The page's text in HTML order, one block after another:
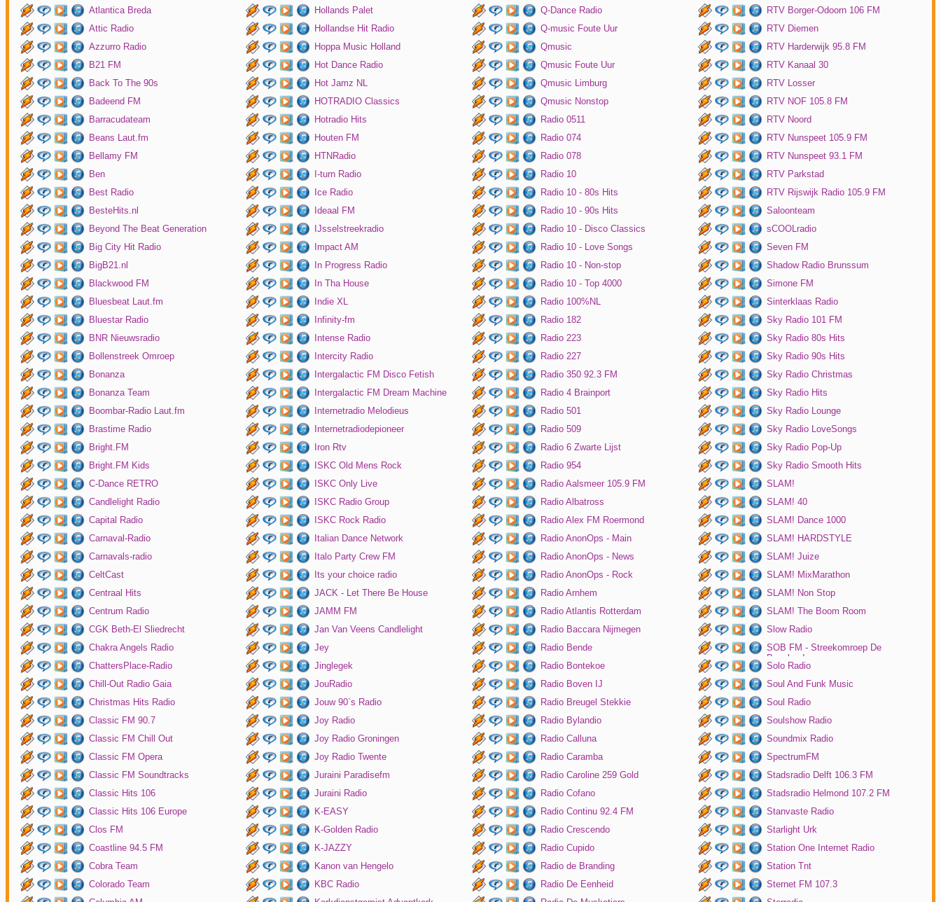
Atlantica Breda
Attic Radio
Azzurro Radio
B21 FM
Back To The 90s
Badeend FM
Barracudateam
Beans Laut.fm
Bellamy FM
Ben
Best Radio
BesteHits.nl
Beyond The Beat Generation
Big City Hit Radio
BigB21.nl
Blackwood FM
Bluesbeat Laut.fm
Bluestar Radio
BNR Nieuwsradio
Bollenstreek Omroep
Bonanza
Bonanza Team
Boombar-Radio Laut.fm
Brastime Radio
Bright.FM
Bright.FM Kids
C-Dance RETRO
Candlelight Radio
Capital Radio
Carnaval-Radio
Carnavals-radio
CeltCast
Centraal Hits
Centrum Radio
CGK Beth-El Sliedrecht
Chakra Angels Radio
ChattersPlace-Radio
Chill-Out Radio Gaia
Christmas Hits Radio
Classic FM 90.7
Classic FM Chill Out
Classic FM Opera
Classic FM Soundtracks
Classic Hits 106
Classic Hits 106 Europe
Clos FM
Coastline 94.5 FM
Cobra Team
Colorado Team
Hollands Palet
Hollandse Hit Radio
Hoppa Music Holland
Hot Dance Radio
Hot Jamz NL
HOTRADIO Classics
Hotradio Hits
Houten FM
HTNRadio
I-turn Radio
Ice Radio
Ideaal FM
IJsselstreekradio
Impact AM
In Progress Radio
In Tha House
Indie XL
Infinity-fm
Intense Radio
Intercity Radio
Intergalactic FM Disco Fetish
Intergalactic FM Dream Machine
Internetradio Melodieus
Internetradiodepioneer
Iron Rtv
ISKC Old Mens Rock
ISKC Only Live
ISKC Radio Group
ISKC Rock Radio
Italian Dance Network
Italo Party Crew FM
Its your choice radio
JACK - Let There Be House
JAMM FM
Jan Van Veens Candlelight
Jey
Jinglegek
JouRadio
Jouw 90`s Radio
Joy Radio
Joy Radio Groningen
Joy Radio Twente
Juraini Paradisefm
Juraini Radio
K-EASY
K-Golden Radio
K-JAZZY
Kanon van Hengelo
KBC Radio
Q-Dance Radio
Q-music Foute Uur
Qmusic
Qmusic Foute Uur
Qmusic Limburg
Qmusic Nonstop
Radio 0511
Radio 074
Radio 078
Radio 10
Radio 10 - 80s Hits
Radio 10 - 90s Hits
Radio 10 - Disco Classics
Radio 10 - Love Songs
Radio 10 - Non-stop
Radio 10 - Top 4000
Radio 100%NL
Radio 182
Radio 223
Radio 227
Radio 350 92.3 FM
Radio 4 Brainport
Radio 501
Radio 509
Radio 6 Zwarte Lijst
Radio 954
Radio Aalsmeer 105.9 FM
Radio Albatross
Radio Alex FM Roermond
Radio AnonOps - Main
Radio AnonOps - News
Radio AnonOps - Rock
Radio Arnhem
Radio Atlantis Rotterdam
Radio Baccara Nijmegen
Radio Bende
Radio Bontekoe
Radio Boven IJ
Radio Breugel Stekkie
Radio Bylandio
Radio Calluna
Radio Caramba
Radio Caroline 259 Gold
Radio Cofano
Radio Continu 92.4 FM
Radio Crescendo
Radio Cupido
Radio de Branding
Radio De Eenheid
RTV Borger-Odoorn 106 FM
RTV Diemen
RTV Harderwijk 95.8 FM
RTV Kanaal 30
RTV Losser
RTV NOF 105.8 FM
RTV Noord
RTV Nunspeet 105.9 FM
RTV Nunspeet 93.1 FM
RTV Parkstad
RTV Rijswijk Radio 105.9 FM
Saloonteam
sCOOLradio
Seven FM
Shadow Radio Brunssum
Simone FM
Sinterklaas Radio
Sky Radio 101 FM
Sky Radio 80s Hits
Sky Radio 90s Hits
Sky Radio Christmas
Sky Radio Hits
Sky Radio Lounge
Sky Radio LoveSongs
Sky Radio Pop-Up
Sky Radio Smooth Hits
SLAM!
SLAM! 40
SLAM! Dance 1000
SLAM! HARDSTYLE
SLAM! Juize
SLAM! MixMarathon
SLAM! Non Stop
SLAM! The Boom Room
Slow Radio
SOB FM - Streekomroep De
Bevelanden
Solo Radio
Soul And Funk Music
Soul Radio
Soulshow Radio
Soundmix Radio
SpectrumFM
Stadsradio Delft 106.3 FM
Stadsradio Helmond 107.2 FM
Stanvaste Radio
Starlight Urk
Station One Internet Radio
Station Tnt
Sternet FM 107.3